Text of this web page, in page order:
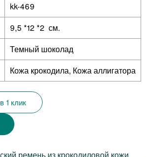
kk-469
9,5 *12 *2 см.
Темный шоколад
Кожа крокодила, Кожа аллигатора
1 клик